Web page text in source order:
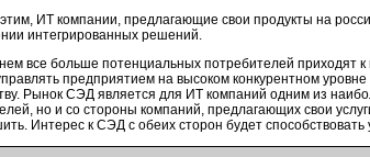
этим, ИТ компании, предлагающие свои продукты на
интегрированных решений.
все больше потенциальных потребителей приходят
предприятием на высоком конкурентном
Рынок СЭД является для ИТ компаний одним из
но и со стороны компаний, предлагающих свои
Интерес к СЭД с обеих сторон будет способствовать